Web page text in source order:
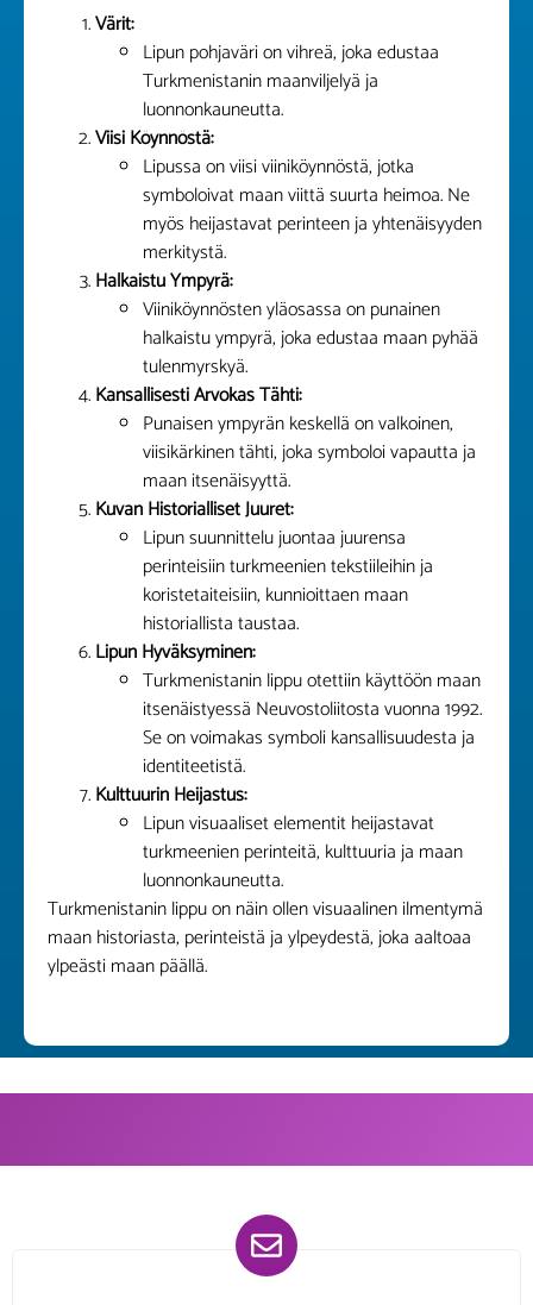
Värit:
Lipun pohjaväri on vihreä, joka edustaa
Turkmenistanin maanviljelyä ja
luonnonkauneutta.
Viisi Köynnöstä:
Lipussa on viisi viiniköynnöstä, jotka
symboloivat maan viittä suurta heimoa. Ne
myös heijastavat perinteen ja yhtenäisyyden
merkitystä.
Halkaistu Ympyrä:
Viiniköynnösten yläosassa on punainen
halkaistu ympyrä, joka edustaa maan pyhää
tulenmyrskyä.
Kansallisesti Arvokas Tähti:
Punaisen ympyrän keskellä on valkoinen,
viisikärkinen tähti, joka symboloi vapautta ja
maan itsenäisyyttä.
Kuvan Historialliset Juuret:
Lipun suunnittelu juontaa juurensa
perinteisiin turkmeenien tekstiileihin ja
koristetaiteisiin, kunnioittaen maan
historiallista taustaa.
Lipun Hyväksyminen:
Turkmenistanin lippu otettiin käyttöön maan
itsenäistyessä Neuvostoliitosta vuonna 1992.
Se on voimakas symboli kansallisuudesta ja
identiteetistä.
Kulttuurin Heijastus:
Lipun visuaaliset elementit heijastavat
turkmeenien perinteitä, kulttuuria ja maan
luonnonkauneutta.
Turkmenistanin lippu on näin ollen visuaalinen ilmentymä
maan historiasta, perinteistä ja ylpeydestä, joka aaltoaa
ylpeästi maan päällä.